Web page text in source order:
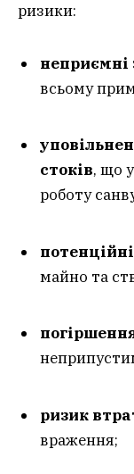
ризики:
неприємні
всьому
стоків, що
роботу
майно та
ризик
враження;